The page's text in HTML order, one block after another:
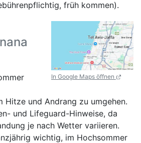
früh kommen).
In Google Maps öffnen
Hitze und Andrang zu umgehen.
und Lifeguard-Hinweise, da
je nach Wetter variieren.
wichtig, im Hochsommer